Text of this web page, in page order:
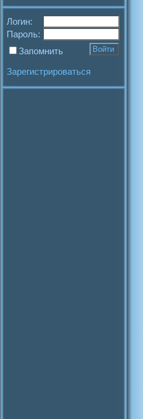
Логин:
Пароль:
Запомнить
Зарегистрироваться